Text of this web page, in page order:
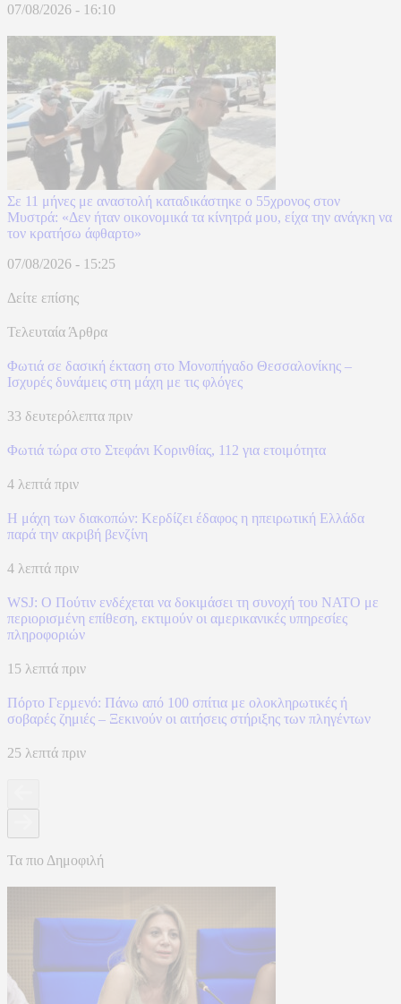
07/08/2026 - 16:10
Σε 11 μήνες με αναστολή καταδικάστηκε ο 55χρονος στον
Μυστρά: «Δεν ήταν οικονομικά τα κίνητρά μου, είχα την ανάγκη να
τον κρατήσω άφθαρτο»
07/08/2026 - 15:25
Δείτε επίσης
Τελευταία Άρθρα
Φωτιά σε δασική έκταση στο Μονοπήγαδο Θεσσαλονίκης –
Ισχυρές δυνάμεις στη μάχη με τις φλόγες
33 δευτερόλεπτα πριν
Φωτιά τώρα στο Στεφάνι Κορινθίας, 112 για ετοιμότητα
4 λεπτά πριν
Η μάχη των διακοπών: Κερδίζει έδαφος η ηπειρωτική Ελλάδα
παρά την ακριβή βενζίνη
4 λεπτά πριν
WSJ: Ο Πούτιν ενδέχεται να δοκιμάσει τη συνοχή του ΝΑΤΟ με
περιορισμένη επίθεση, εκτιμούν οι αμερικανικές υπηρεσίες
πληροφοριών
15 λεπτά πριν
Πόρτο Γερμενό: Πάνω από 100 σπίτια με ολοκληρωτικές ή
σοβαρές ζημιές – Ξεκινούν οι αιτήσεις στήριξης των πληγέντων
25 λεπτά πριν
Τα πιο Δημοφιλή